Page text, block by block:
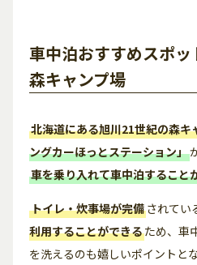
車中泊おすすめスポ
森キャンプ場
北海道にある旭川21世紀の森キ
ングカーほっとステーション」
車を乗り入れて車中泊すること
トイレ・炊事場が完備されてい
利用することができるため、車
を洗えるのも嬉しいポイントと